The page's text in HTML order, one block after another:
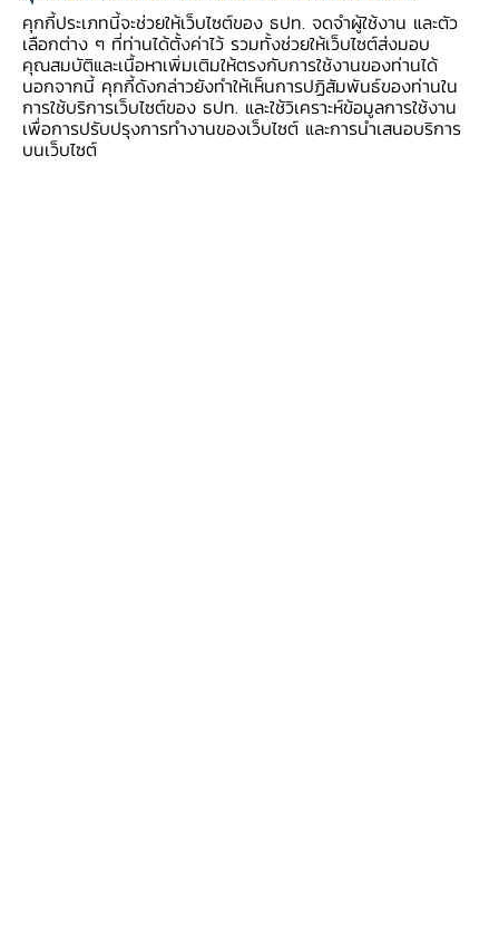
ต่าง ๆ เพื่อให้สามารถบรรลุเป้าหมายได้จริง
นอกจากนี้ ยังสามารถแบ่งเป็นเป้าหมายระยะสั้น
(น้อยกว่า 1 ปี) ตัวอย่างเช่น ต้องการเก็บเงินออม
เผื่อฉุกเฉินเป็นเงิน 30,000 บาทภายใน 1 ปี เป้า
หมายระยะกลาง (มากกว่า 1 ปี แต่ไม่เกิน 3
ปี) อาทิ ต้องการเก็บเงินเพื่อใช้เป็นเงินดาวน์ซื้อบ้าน
คุกกี้ประเภทนี้จะช่วยให้เว็บไซต์ของ ธปท. จดจำผู้ใช้งาน และตัว
เลือกต่าง ๆ ที่ท่านได้ตั้งค่าไว้ รวมทั้งช่วยให้เว็บไซต์ส่งมอบ
คุณสมบัติและเนื้อหาเพิ่มเติมให้ตรงกับการใช้งานของท่านได้
นอกจากนี้ คุกกี้ดังกล่าวยังทำให้เห็นการปฏิสัมพันธ์ของท่านใน
การใช้บริการเว็บไซต์ของ ธปท. และใช้วิเคราะห์ข้อมูลการใช้งาน
เพื่อการปรับปรุงการทำงานของเว็บไซต์ และการนำเสนอบริการ
บนเว็บไซต์